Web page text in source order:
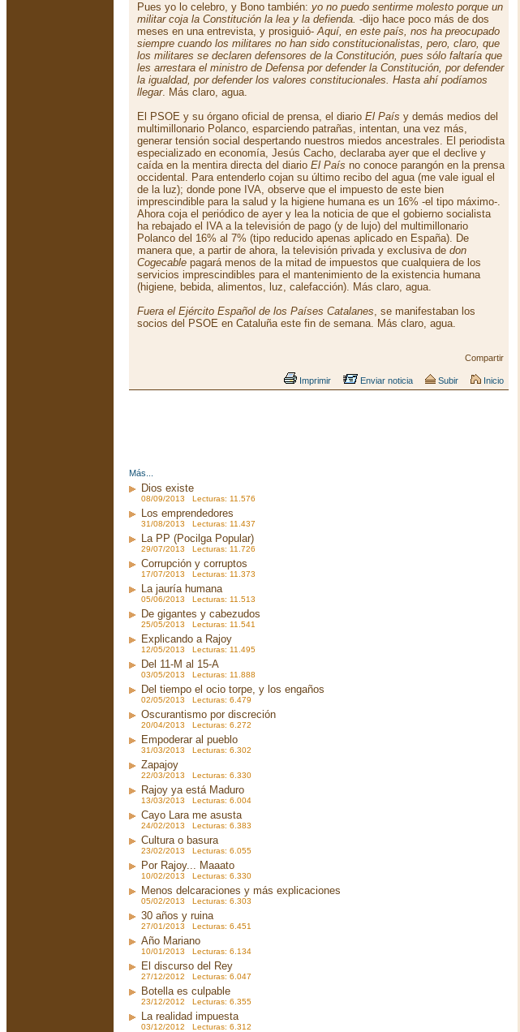
Pues yo lo celebro, y Bono también: yo no puedo sentirme molesto porque un
militar coja la Constitución la lea y la defienda. -dijo hace poco más de dos
meses en una entrevista, y prosiguió-Aquí, en este país, nos ha preocupado
siempre cuando los militares no han sido constitucionalistas, pero, claro, que
los militares se declaren defensores de la Constitución, pues sólo faltaría que
les arrestara el ministro de Defensa por defender la Constitución, por defender
la igualdad, por defender los valores constitucionales. Hasta ahí podíamos
llegar. Más claro, agua.
El PSOE y su órgano oficial de prensa, el diario El País y demás medios del
multimillonario Polanco, esparciendo patrañas, intentan, una vez más,
generar tensión social despertando nuestros miedos ancestrales. El periodista
especializado en economía, Jesús Cacho, declaraba ayer que el declive y
caída en la mentira directa del diario El País no conoce parangón en la prensa
occidental. Para entenderlo cojan su último recibo del agua (me vale igual el
de la luz); donde pone IVA, observe que el impuesto de este bien
imprescindible para la salud y la higiene humana es un 16% -el tipo máximo-.
Ahora coja el periódico de ayer y lea la noticia de que el gobierno socialista
ha rebajado el IVA a la televisión de pago (y de lujo) del multimillonario
Polanco del 16% al 7% (tipo reducido apenas aplicado en España). De
manera que, a partir de ahora, la televisión privada y exclusiva de don
Cogecable pagará menos de la mitad de impuestos que cualquiera de los
servicios imprescindibles para el mantenimiento de la existencia humana
(higiene, bebida, alimentos, luz, calefacción). Más claro, agua.
Fuera el Ejército Español de los Países Catalanes, se manifestaban los
socios del PSOE en Cataluña este fin de semana. Más claro, agua.
Compartir
Imprimir Enviar noticia Subir Inicio
Más...
Dios existe
08/09/2013 Lecturas: 11.576
Los emprendedores
31/08/2013 Lecturas: 11.437
La PP (Pocilga Popular)
29/07/2013 Lecturas: 11.726
Corrupción y corruptos
17/07/2013 Lecturas: 11.373
La jauría humana
05/06/2013 Lecturas: 11.513
De gigantes y cabezudos
25/05/2013 Lecturas: 11.541
Explicando a Rajoy
12/05/2013 Lecturas: 11.495
Del 11-M al 15-A
03/05/2013 Lecturas: 11.888
Del tiempo el ocio torpe, y los engaños
02/05/2013 Lecturas: 6.479
Oscurantismo por discreción
20/04/2013 Lecturas: 6.272
Empoderar al pueblo
31/03/2013 Lecturas: 6.302
Zapajoy
22/03/2013 Lecturas: 6.330
Rajoy ya está Maduro
13/03/2013 Lecturas: 6.004
Cayo Lara me asusta
24/02/2013 Lecturas: 6.383
Cultura o basura
23/02/2013 Lecturas: 6.055
Por Rajoy... Maaato
10/02/2013 Lecturas: 6.330
Menos delcaraciones y más explicaciones
05/02/2013 Lecturas: 6.303
30 años y ruina
27/01/2013 Lecturas: 6.451
Año Mariano
10/01/2013 Lecturas: 6.134
El discurso del Rey
27/12/2012 Lecturas: 6.047
Botella es culpable
23/12/2012 Lecturas: 6.355
La realidad impuesta
03/12/2012 Lecturas: 6.312